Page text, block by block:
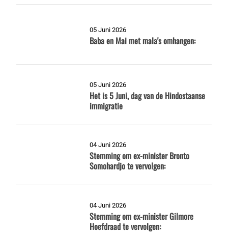
05 Juni 2026
Baba en Mai met mala's omhangen:
05 Juni 2026
Het is 5 Juni, dag van de Hindostaanse
immigratie
04 Juni 2026
Stemming om ex-minister Bronto
Somohardjo te vervolgen:
04 Juni 2026
Stemming om ex-minister Gilmore
Hoefdraad te vervolgen: